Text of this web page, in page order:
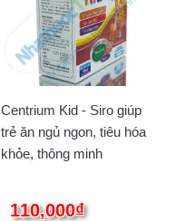
Centrium Kid - Siro giúp
trẻ ăn ngủ ngon, tiêu hóa
khỏe, thông minh
110,000₫